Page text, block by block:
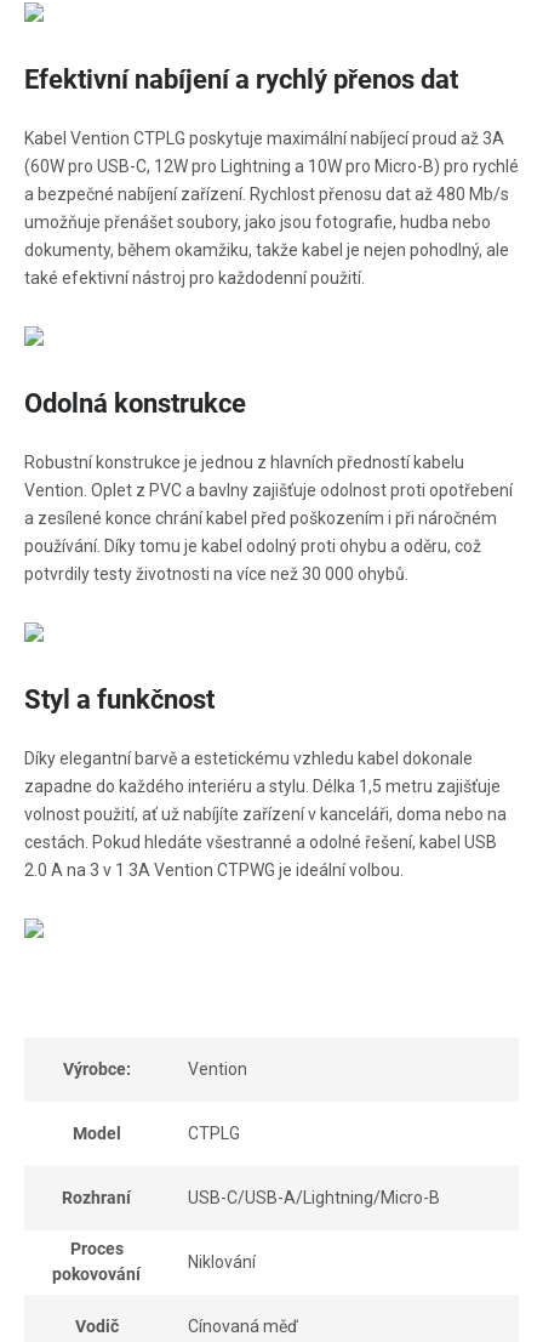
Efektivní nabíjení a rychlý přenos dat
Kabel Vention CTPLG poskytuje maximální nabíjecí proud až 3A
(60W pro USB-C, 12W pro Lightning a 10W pro Micro-B) pro rychlé
a bezpečné nabíjení zařízení. Rychlost přenosu dat až 480 Mb/s
umožňuje přenášet soubory, jako jsou fotografie, hudba nebo
dokumenty, během okamžiku, takže kabel je nejen pohodlný, ale
také efektivní nástroj pro každodenní použití.
Odolná konstrukce
Robustní konstrukce je jednou z hlavních předností kabelu
Vention. Oplet z PVC a bavlny zajišťuje odolnost proti opotřebení
a zesílené konce chrání kabel před poškozením i při náročném
používání. Díky tomu je kabel odolný proti ohybu a oděru, což
potvrdily testy životnosti na více než 30 000 ohybů.
Styl a funkčnost
Díky elegantní barvě a estetickému vzhledu kabel dokonale
zapadne do každého interiéru a stylu. Délka 1,5 metru zajišťuje
volnost použití, ať už nabíjíte zařízení v kanceláři, doma nebo na
cestách. Pokud hledáte všestranné a odolné řešení, kabel USB
2.0 A na 3 v 1 3A Vention CTPWG je ideální volbou.
Výrobce: Vention
Model CTPLG
Rozhraní USB-C/USB-A/Lightning/Micro-B
Proces
pokovování
Niklování
Vodič Cínovaná měď